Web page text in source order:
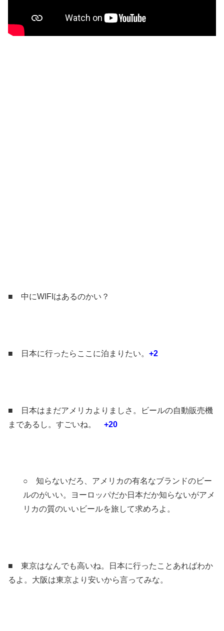
■ 中にWIFIはあるのかい？
■ 日本に行ったらここに泊まりたい。 +2
■ 日本はまだアメリカよりましさ。ビールの自動販売機
まであるし。すごいね。 +20
○ 知らないだろ、アメリカの有名なブランドのビー
ルのがいい。ヨーロッパだか日本だか知らないがアメ
リカの質のいいビールを旅して求めろよ。
■ 東京はなんでも高いね。日本に行ったことあればわか
るよ。大阪は東京より安いから言ってみな。